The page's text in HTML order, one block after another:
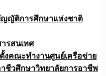
ญัติการศึกษาแห่งชาติ
รสนเทศ
งคณะทำงานศูนย์เครือข่าย
ชีวศึกษาวิทยาลัยการอาชีพ